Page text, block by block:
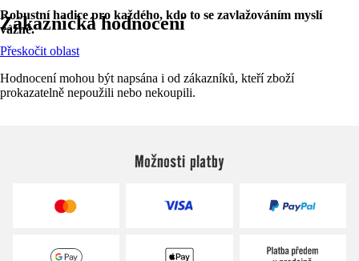
Robustní hadice pro každého, kdo to se zavlažováním myslí
vážně.
Zákaznická hodnocení
Přeskočit oblast
Hodnocení mohou být napsána i od zákazníků, kteří zboží
prokazatelně nepoužili nebo nekoupili.
Možnosti platby